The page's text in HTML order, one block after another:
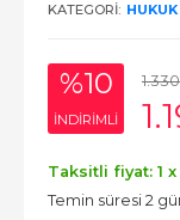
KATEGORI:
%10
INDIRIMLI
1.330
Taksitli fiyat: 1 x
Temin süresi 2